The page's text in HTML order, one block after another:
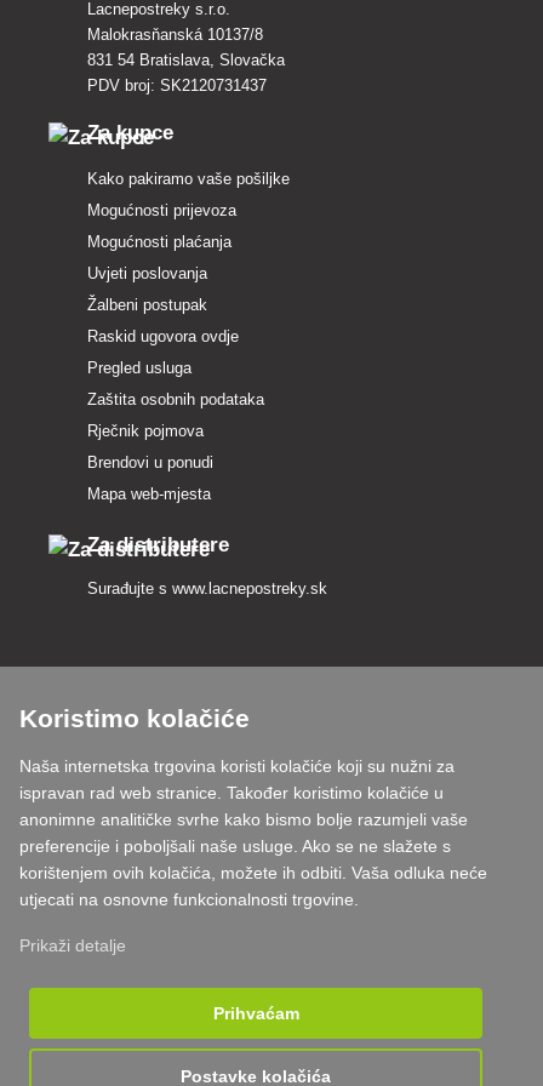
Lacnepostreky s.r.o.
Malokrasňanská 10137/8
831 54 Bratislava, Slovačka
PDV broj: SK2120731437
Za kupce
Kako pakiramo vaše pošiljke
Mogućnosti prijevoza
Mogućnosti plaćanja
Uvjeti poslovanja
Žalbeni postupak
Raskid ugovora ovdje
Pregled usluga
Zaštita osobnih podataka
Rječnik pojmova
Brendovi u ponudi
Mapa web-mjesta
Za distributere
Surađujte s www.lacnepostreky.sk
Uvijek ćemo vas profesionalno savjetovati
Reklamacije obrađujemo u roku od 24 sata
85% robe na zalihi
Dostava u roku od 24 sata od ponedjeljka do petka
Koristimo kolačiće
Naša internetska trgovina koristi kolačiće koji su nužni za
ispravan rad web stranice. Također koristimo kolačiće u
anonimne analitičke svrhe kako bismo bolje razumjeli vaše
preferencije i poboljšali naše usluge. Ako se ne slažete s
korištenjem ovih kolačića, možete ih odbiti. Vaša odluka neće
utjecati na osnovne funkcionalnosti trgovine.
Prikaži detalje
Prihvaćam
Postavke kolačića